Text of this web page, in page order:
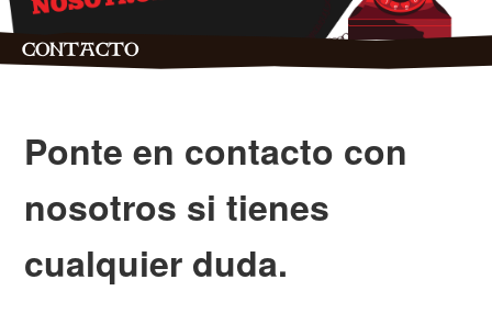
CONTACTO
Ponte en contacto con
nosotros si tienes
cualquier duda.